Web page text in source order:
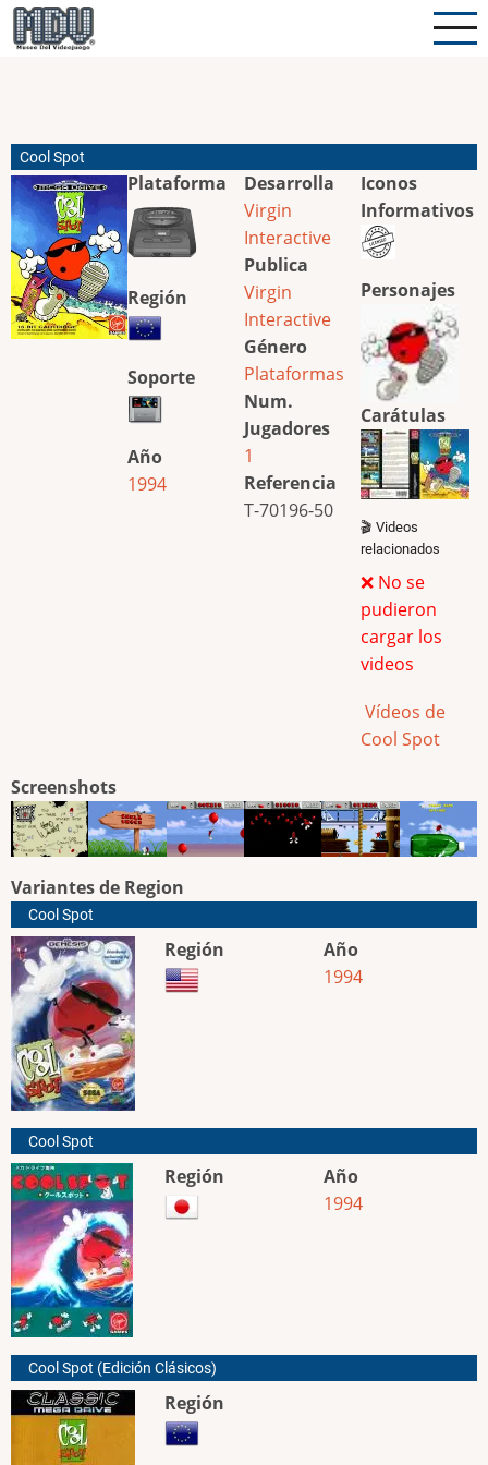
Pasar
al
Cool Spot
Plataforma
Región
Soporte
Año
1994
Desarrolla
Virgin
Interactive
Publica
Virgin
Interactive
Género
Plataformas
Num.
Jugadores
1
Referencia
T-70196-50
Iconos
Informativos
Personajes
Carátulas
🎬 Videos
relacionados
❌ No se
pudieron
cargar los
videos
Vídeos de
Cool Spot
Screenshots
Variantes de Region
Cool Spot
Región
Año
1994
Cool Spot
Región
Año
1994
Cool Spot (Edición Clásicos)
Región